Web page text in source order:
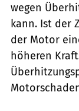
wegen
kann. Ist der
der Motor
höheren